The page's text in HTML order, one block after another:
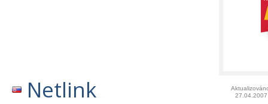
Netlink
27.04.2007